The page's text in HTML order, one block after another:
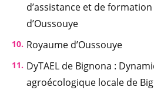
d’assistance et de
d’Oussouye
Royaume d’Oussouye
DyTAEL de Bignona :
agroécologique locale de